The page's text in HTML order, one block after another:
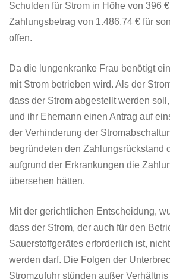
Schulden für Strom in Höhe von 396
Zahlungsbetrag von 1.486,74 € für
offen.
Da die lungenkranke Frau benötigt
mit Strom betrieben wird. Als der
dass der Strom abgestellt werden
und ihr Ehemann einen Antrag auf
der Verhinderung der
begründeten den Zahlungsrückstand
aufgrund der Erkrankungen die
übersehen hätten.
Mit der gerichtlichen Entscheidung,
dass der Strom, der auch für den
Sauerstoffgerätes erforderlich ist,
werden darf. Die Folgen der
Stromzufuhr stünden außer